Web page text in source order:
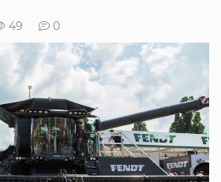
49 0